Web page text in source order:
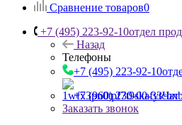
Сравнение товаров0
+7 (495) 223-92-10отдел
Назад
Телефоны
+7 (495) 223-92-10
+7 (960) 230-00-33Чат
Заказать звонок